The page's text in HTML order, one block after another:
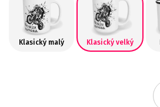
Klasický malý Klasický velký